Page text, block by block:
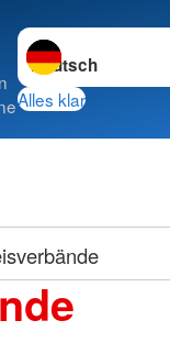
Sprache wechseln
Alles klar